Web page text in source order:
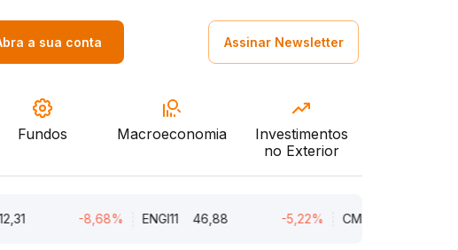
a sua conta Assinar Newsletter
Fundos Macroeconomia
Investimentos
no Exterior
-8,68% ENGI11 46,88 -5,22% CMIN3